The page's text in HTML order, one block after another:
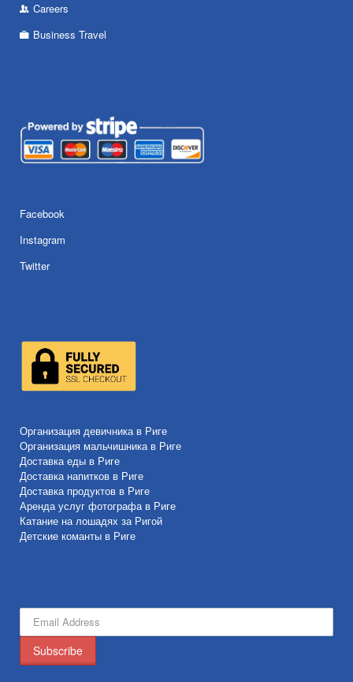
Careers
Business Travel
Facebook
Instagram
Twitter
Организация девичника в Риге
Организация мальчишника в Риге
Доставка еды в Риге
Доставка напитков в Риге
Доставка продуктов в Риге
Аренда услуг фотографа в Риге
Катание на лошадях за Ригой
Детские команты в Риге